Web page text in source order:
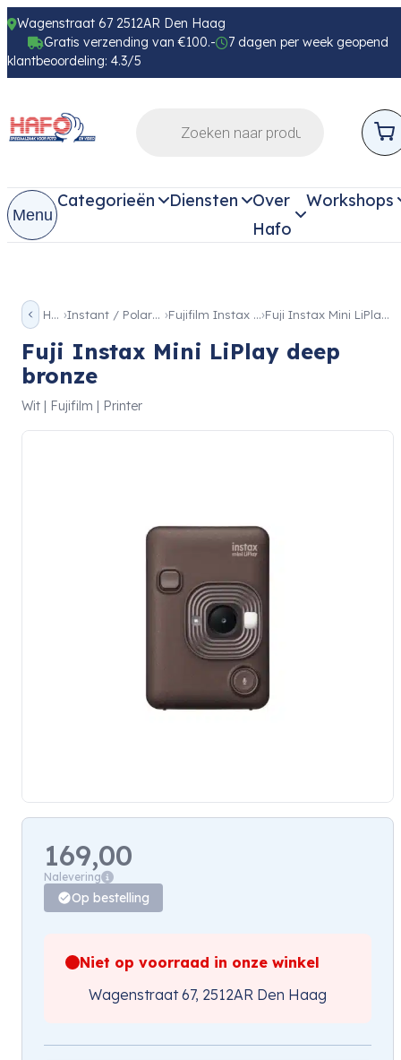
Wagenstraat 67 2512AR Den Haag
Gratis verzending van €100.-
7 dagen per week geopend
klantbeoordeling: 4.3/5
Menu
Categorieën Diensten
Over
Hafo
Workshops
Home Instant / Polaroid camera Fujifilm Instax Mini LiPlay Fuji Instax Mini LiPlay deep bronze
Fuji Instax Mini LiPlay deep
bronze
Wit | Fujifilm | Printer
169,00
Nalevering
Op bestelling
Niet op voorraad in onze winkel
Wagenstraat 67, 2512AR Den Haag